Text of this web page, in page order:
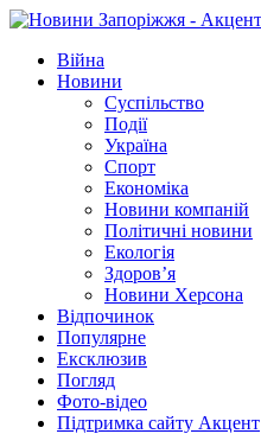
Війна
Новини
Суспільство
Події
Україна
Спорт
Економіка
Новини компаній
Політичні новини
Екологія
Здоров’я
Новини Херсона
Відпочинок
Популярне
Ексклюзив
Погляд
Фото-відео
Підтримка сайту Акцент